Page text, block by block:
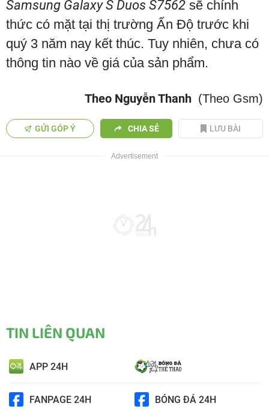
Samsung Galaxy S Duos S7562 sẽ chính
thức có mặt tại thị trường Ấn Độ trước khi
quý 3 năm nay kết thúc. Tuy nhiên, chưa có
thông tin nào về giá của sản phẩm.
Theo Nguyễn Thanh (Theo Gsm)
GỬI GÓP Ý CHIA SẺ LƯU BÀI
TIN LIÊN QUAN
APP 24H
FANPAGE 24H BÓNG ĐÁ 24H